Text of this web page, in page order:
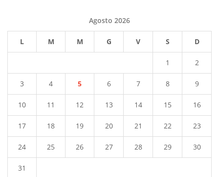
Agosto 2026
L M M G V S D
1 2
3 4 5 6 7 8 9
10 11 12 13 14 15 16
17 18 19 20 21 22 23
24 25 26 27 28 29 30
31